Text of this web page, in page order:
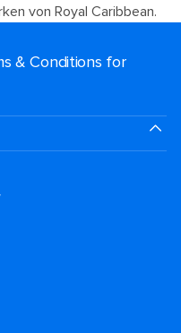
von Royal Caribbean.
& Conditions for